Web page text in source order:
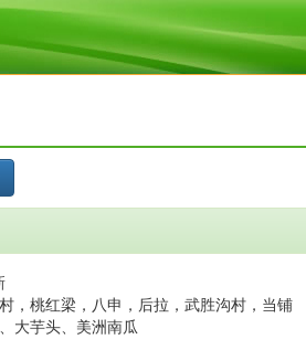
，桃红梁，八申，后拉，武胜沟村，当铺
大芋头、美洲南瓜